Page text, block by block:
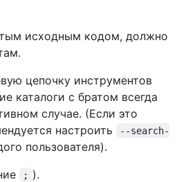
исходным кодом, должно
цепочку инструментов
каталоги с братом всегда
случае. (Если это
настроить
--search-
пользователя).
; ).